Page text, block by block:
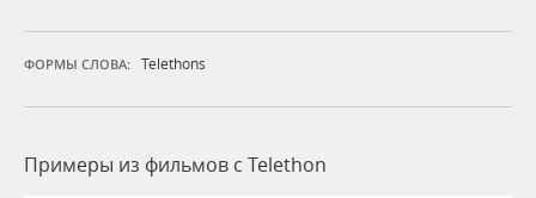
ФОРМЫ СЛОВА: Telethons
Примеры из фильмов c Telethon